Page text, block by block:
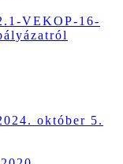
VEKOP-16-
október 5.